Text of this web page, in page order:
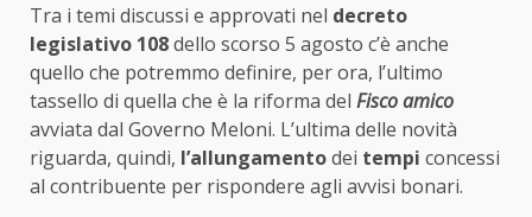
Tra i temi discussi e approvati nel decreto
legislativo 108dello scorso 5 agosto c’è anche
quello che potremmo definire, per ora, l’ultimo
tassello di quella che è la riforma del Fisco amico
avviata dal Governo Meloni. L’ultima delle novità
riguarda, quindi, l’allungamentodei tempi concessi
al contribuente per rispondere agli avvisi bonari.